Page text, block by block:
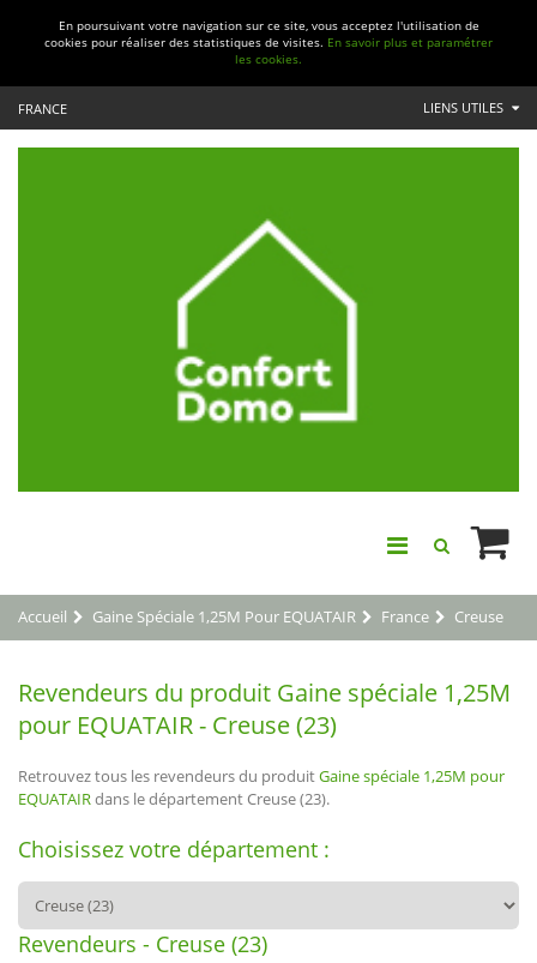
En poursuivant votre navigation sur ce site, vous acceptez l'utilisation de
cookies pour réaliser des statistiques de visites. En savoir plus et paramétrer
les cookies.
FRANCE LIENS UTILES
Accueil Gaine Spéciale 1,25M Pour EQUATAIR France Creuse
Revendeurs du produit Gaine spéciale 1,25M
pour EQUATAIR - Creuse (23)
Retrouvez tous les revendeurs du produitGaine spéciale 1,25M pour
EQUATAIRdans le département Creuse (23).
Choisissez votre département :
Revendeurs - Creuse (23)